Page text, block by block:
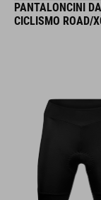
PANTALONCINI DA
CICLISMO ROAD/